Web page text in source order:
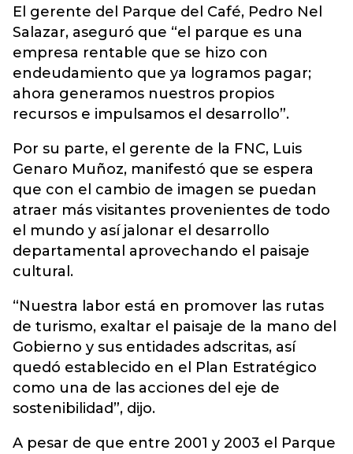
El gerente del Parque del Café, Pedro Nel
Salazar, aseguró que “el parque es una
empresa rentable que se hizo con
endeudamiento que ya logramos pagar;
ahora generamos nuestros propios
recursos e impulsamos el desarrollo”.
Por su parte, el gerente de la FNC, Luis
Genaro Muñoz, manifestó que se espera
que con el cambio de imagen se puedan
atraer más visitantes provenientes de todo
el mundo y así jalonar el desarrollo
departamental aprovechando el paisaje
cultural.
“Nuestra labor está en promover las rutas
de turismo, exaltar el paisaje de la mano del
Gobierno y sus entidades adscritas, así
quedó establecido en el Plan Estratégico
como una de las acciones del eje de
sostenibilidad”, dijo.
A pesar de que entre 2001 y 2003 el Parque